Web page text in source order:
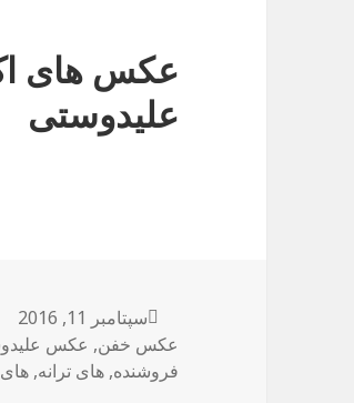
عکس های
علیدوستی
ارسال
شده
در
سپتامبر 11, 2016
عکس خفن, عکس
فروشنده,های ترانه,